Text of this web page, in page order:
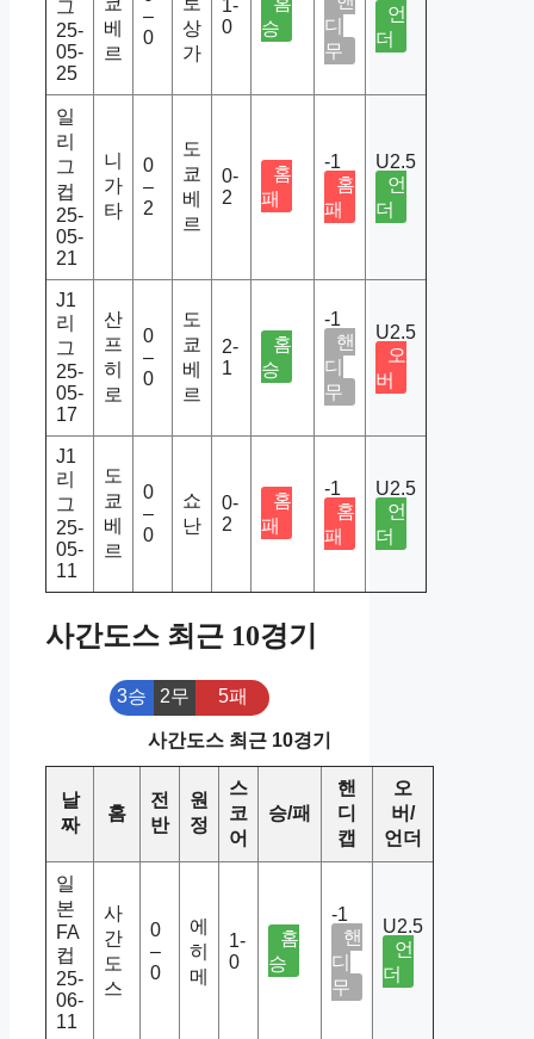
그
25-
05-
25
베
르
–
0
상
가
1-
0
승
디
무
언
더
일
리
그
컵
25-
05-
21
니
가
타
0
–
2
도
쿄
베
르
0-
2
홈
패
-1
홈
패
U2.5
언
더
J1
리
그
25-
05-
17
산
프
히
로
0
–
0
도
쿄
베
르
2-
1
홈
승
-1
핸
디
무
U2.5
오
버
J1
리
그
25-
05-
11
도
쿄
베
르
0
–
0
쇼
난
0-
2
홈
패
-1
홈
패
U2.5
언
더
사간도스 최근 10경기
3승 2무 5패
사간도스 최근 10경기
날
짜
홈
전
반
원
정
스
코
어
승/패
핸
디
캡
오
버/
언더
일
본
FA
컵
25-
06-
11
사
간
도
스
0
–
0
에
히
메
1-
0
홈
승
-1
핸
디
무
U2.5
언
더